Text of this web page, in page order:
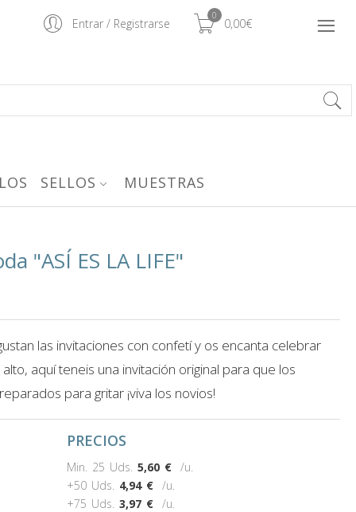
Entrar/ Registrarse
0
0,00€
SELLOS MUESTRAS
"ASÍ ES LA LIFE"
las invitaciones con confetí y os encanta celebrar
aquí teneis una invitación original para que los
para gritar ¡viva los novios!
PRECIOS
Min. 25 Uds. 5,60 €
/u.
+50 Uds. 4,94 €
/u.
+75 Uds. 3,97 €
/u.